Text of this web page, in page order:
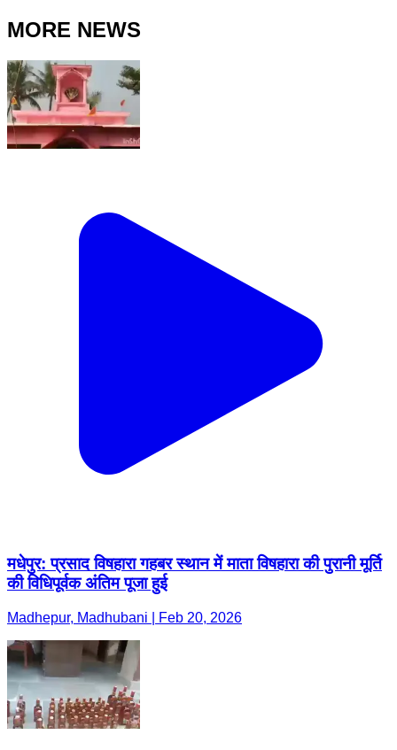
MORE NEWS
मधेपुर: प्रसाद विषहारा गहबर स्थान में माता विषहारा की पुरानी मूर्ति
की विधिपूर्वक अंतिम पूजा हुई
Madhepur, Madhubani | Feb 20, 2026